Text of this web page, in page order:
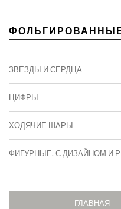
ЗВЕЗДЫ И СЕРДЦА
ЦИФРЫ
ХОДЯЧИЕ ШАРЫ
ФИГУРНЫЕ, С ДИЗАЙНОМ И
ГЛАВНАЯ